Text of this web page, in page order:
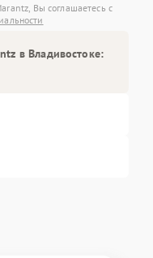
Вы соглашаетесь с
в Владивостоке: